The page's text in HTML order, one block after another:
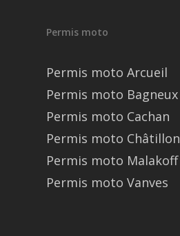
Permis moto
Permis moto Arcueil
Permis moto Bagneux
Permis moto Cachan
Permis moto Châtillon
Permis moto Malakoff
Permis moto Vanves